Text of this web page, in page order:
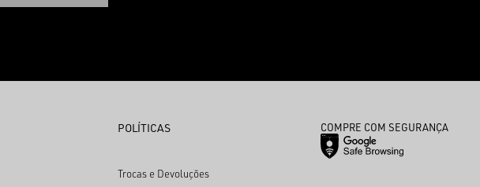
POLÍTICAS
Trocas e Devoluções
COMPRE COM SEGURANÇA